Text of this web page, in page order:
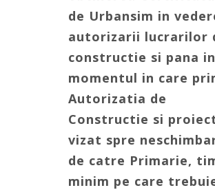
de Urbansim in
autorizarii lucrarilor
constructie si pana in
momentul in care
Autorizatia de
Constructie si
vizat spre
de catre Primarie,
minim pe care